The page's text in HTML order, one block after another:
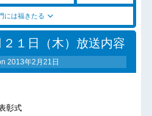
には福きたる
１日（木）放送内容
2013年2月21日
彰式